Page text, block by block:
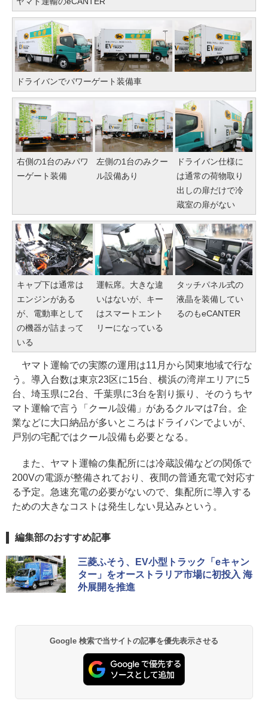
ドライバンでパワーゲート装備車
右側の1台のみパワ
ーゲート装備
左側の1台のみクー
ル設備あり
ドライバン仕様に
は通常の荷物取り
出しの扉だけで冷
蔵室の扉がない
キャブ下は通常は
エンジンがある
が、電動車として
の機器が詰まって
いる
運転席。大きな違
いはないが、キー
はスマートエント
リーになっている
タッチパネル式の
液晶を装備してい
るのもeCANTER
ヤマト運輸での実際の運用は11月から関東地域で行な
う。導入台数は東京23区に15台、横浜の湾岸エリアに5
台、埼玉県に2台、千葉県に3台を割り振り、そのうちヤ
マト運輸で言う「クール設備」があるクルマは7台。企
業などに大口納品が多いところはドライバンでよいが、
戸別の宅配ではクール設備も必要となる。
また、ヤマト運輸の集配所には冷蔵設備などの関係で
200Vの電源が整備されており、夜間の普通充電で対応す
る予定。急速充電の必要がないので、集配所に導入する
ための大きなコストは発生しない見込みという。
編集部のおすすめ記事
三菱ふそう、EV小型トラック「eキャン
ター」をオーストラリア市場に初投入 海
外展開を推進
Google 検索で当サイトの記事を優先表示させる